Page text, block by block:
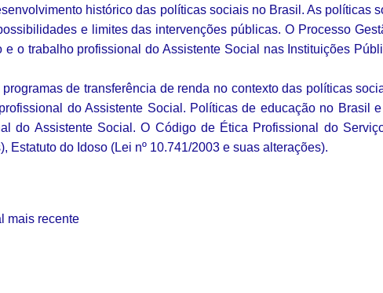
histórico das políticas sociais no Brasil. As políticas
e limites das intervenções públicas. O Processo
o trabalho profissional do Assistente Social nas Instituições
de transferência de renda no contexto das políticas
do Assistente Social. Políticas de educação no Brasil
do Assistente Social. O Código de Ética Profissional do
Estatuto do Idoso (Lei nº 10.741/2003 e suas alterações).
mais recente